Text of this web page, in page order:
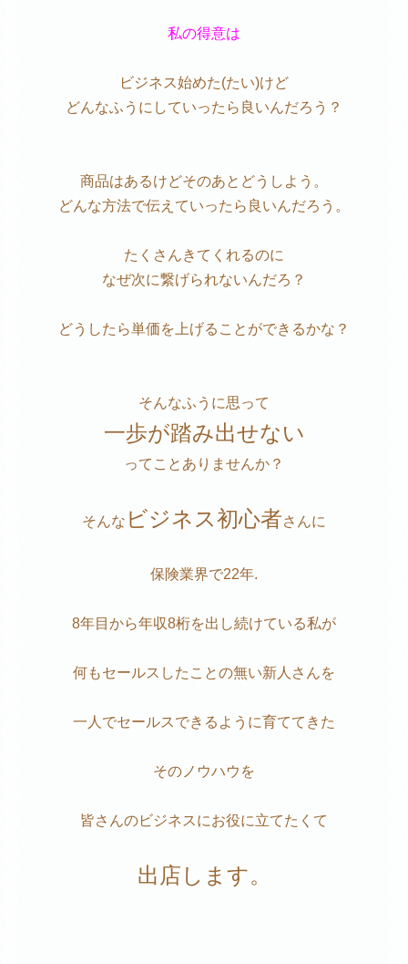
私の得意は
ビジネス始めた(たい)けど
どんなふうにしていったら良いんだろう？
商品はあるけどそのあとどうしよう。
どんな方法で伝えていったら良いんだろう。
たくさんきてくれるのに
なぜ次に繋げられないんだろ？
どうしたら単価を上げることができるかな？
そんなふうに思って
一歩が踏み出せない
ってことありませんか？
そんな ビジネス初心者さんに
保険業界で22年.
8年目から年収8桁を出し続けている私が
何もセールスしたことの無い新人さんを
一人でセールスできるように育ててきた
そのノウハウを
皆さんのビジネスにお役に立てたくて
出店します。